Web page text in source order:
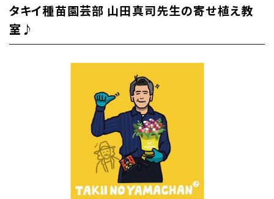
タキイ種苗園芸部 山田真司先生の寄せ植え教
室♪